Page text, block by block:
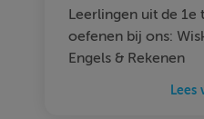
Leerlingen uit de 1e
oefenen bij ons:
Engels & Rekenen
Lees